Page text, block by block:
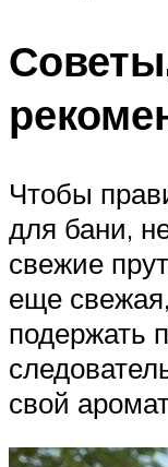
Чтобы
для бани,
свежие
еще
подержать
свой